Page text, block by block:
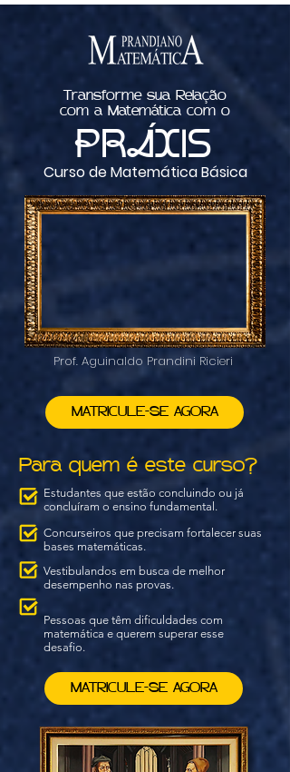
Transforme sua Relação
com a Matemática com o
PRÁXIS
Curso de Matemática Básica
Prof. Aguinaldo Prandini Ricieri
MATRICULE-SE AGORA
Para quem é este curso?
Estudantes que estão concluindo ou já
concluíram o ensino fundamental.
Concurseiros que precisam fortalecer suas
bases matemáticas.
Vestibulandos em busca de melhor
desempenho nas provas.
Pessoas que têm dificuldades com
matemática e querem superar esse
desafio.
MATRICULE-SE AGORA